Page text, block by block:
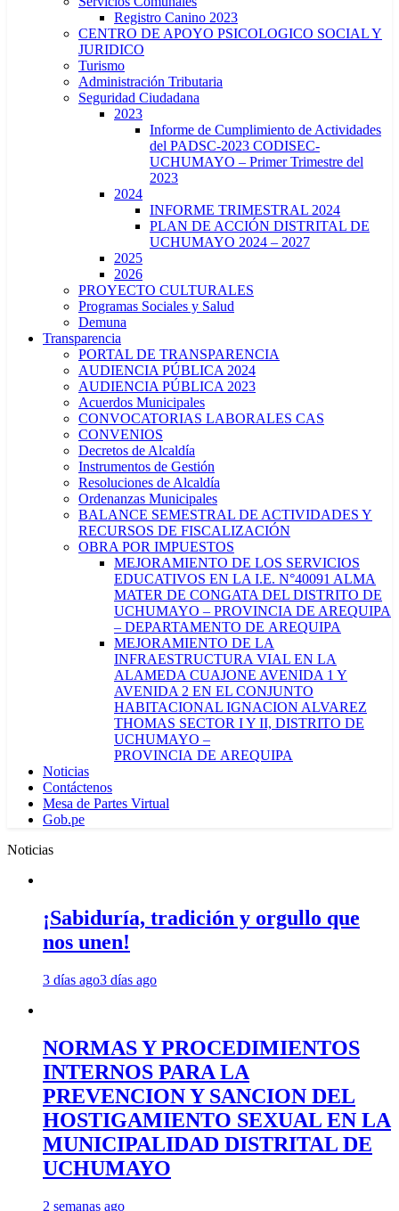
Registro Canino 2023
CENTRO DE APOYO PSICOLOGICO SOCIAL Y
JURIDICO
Turismo
Administración Tributaria
Seguridad Ciudadana
2023
Informe de Cumplimiento de Actividades
del PADSC-2023 CODISEC-
UCHUMAYO – Primer Trimestre del
2023
2024
INFORME TRIMESTRAL 2024
PLAN DE ACCIÓN DISTRITAL DE
UCHUMAYO 2024 – 2027
2025
2026
PROYECTO CULTURALES
Programas Sociales y Salud
Demuna
Transparencia
PORTAL DE TRANSPARENCIA
AUDIENCIA PÚBLICA 2024
AUDIENCIA PÚBLICA 2023
Acuerdos Municipales
CONVOCATORIAS LABORALES CAS
CONVENIOS
Decretos de Alcaldía
Instrumentos de Gestión
Resoluciones de Alcaldía
Ordenanzas Municipales
BALANCE SEMESTRAL DE ACTIVIDADES Y
RECURSOS DE FISCALIZACIÓN
OBRA POR IMPUESTOS
MEJORAMIENTO DE LOS SERVICIOS
EDUCATIVOS EN LA I.E. N°40091 ALMA
MATER DE CONGATA DEL DISTRITO DE
UCHUMAYO – PROVINCIA DE AREQUIPA
– DEPARTAMENTO DE AREQUIPA
MEJORAMIENTO DE LA
INFRAESTRUCTURA VIAL EN LA
ALAMEDA CUAJONE AVENIDA 1 Y
AVENIDA 2 EN EL CONJUNTO
HABITACIONAL IGNACION ALVAREZ
THOMAS SECTOR I Y II, DISTRITO DE
UCHUMAYO –
PROVINCIA DE AREQUIPA
Noticias
Contáctenos
Mesa de Partes Virtual
Gob.pe
Noticias
¡Sabiduría, tradición y orgullo que
nos unen!
3 días ago3 días ago
NORMAS Y PROCEDIMIENTOS
INTERNOS PARA LA
PREVENCION Y SANCION DEL
HOSTIGAMIENTO SEXUAL EN LA
MUNICIPALIDAD DISTRITAL DE
UCHUMAYO
2 semanas ago